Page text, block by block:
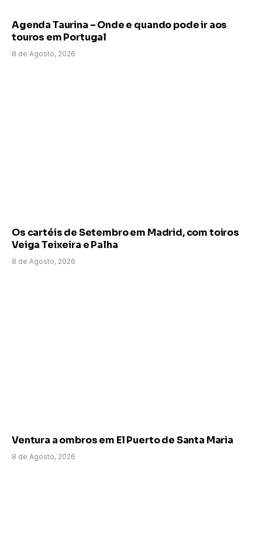
Agenda Taurina – Onde e quando pode ir aos
touros em Portugal
8 de Agosto, 2026
Os cartéis de Setembro em Madrid, com toiros
Veiga Teixeira e Palha
8 de Agosto, 2026
Ventura a ombros em El Puerto de Santa Maria
8 de Agosto, 2026